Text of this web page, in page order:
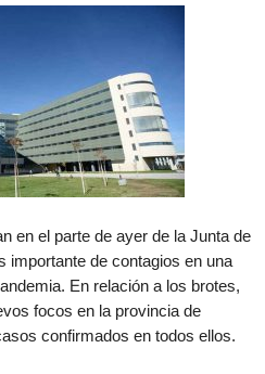
en el parte de ayer de la Junta de
importante de contagios en una
En relación a los brotes,
focos en la provincia de
confirmados en todos ellos.